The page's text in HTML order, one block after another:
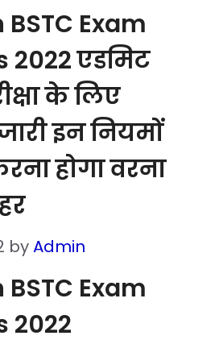
Exam
2022 एडमिट
के लिए
इन नियमों
होगा वरना
byAdmin
Exam
2022